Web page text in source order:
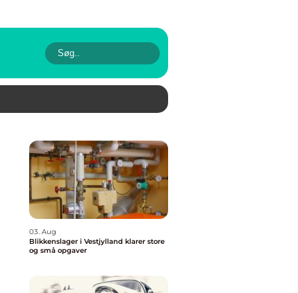
03. Aug
Blikkenslager i Vestjylland klarer store
og små opgaver